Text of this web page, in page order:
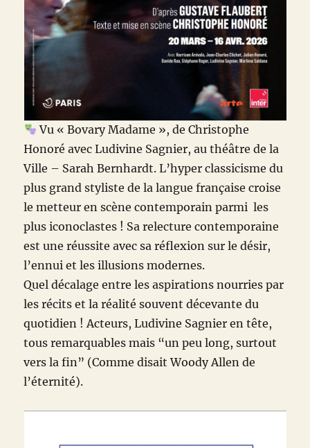
Vu « Bovary Madame », de Christophe
Honoré avec Ludivine Sagnier, au théâtre de la
Ville – Sarah Bernhardt. L’hyper classicisme du
plus grand styliste de la langue française croise
le metteur en scène contemporain parmi les
plus iconoclastes ! Sa relecture contemporaine
est une réussite avec sa réflexion sur le désir,
l’ennui et les illusions modernes.
Quel décalage entre les aspirations nourries par
les récits et la réalité souvent décevante du
quotidien ! Acteurs, Ludivine Sagnier en tête,
tous remarquables mais “un peu long, surtout
vers la fin” (Comme disait Woody Allen de
l’éternité).